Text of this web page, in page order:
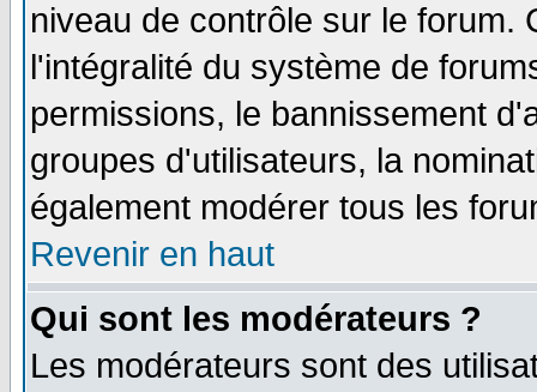
niveau de contrôle sur le forum.
l'intégralité du système de
permissions, le bannissement
groupes d'utilisateurs, la
également modérer tous les
Revenir en haut
Qui sont les modérateurs ?
Les modérateurs sont des